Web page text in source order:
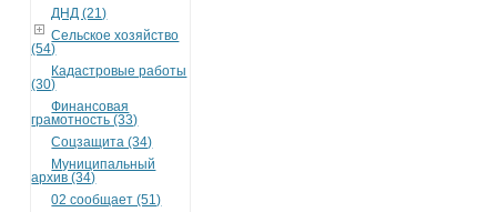
ДНД (21)
Сельское хозяйство
(54)
Кадастровые работы
(30)
Финансовая
грамотность (33)
Соцзащита (34)
Муниципальный
архив (34)
02 сообщает (51)